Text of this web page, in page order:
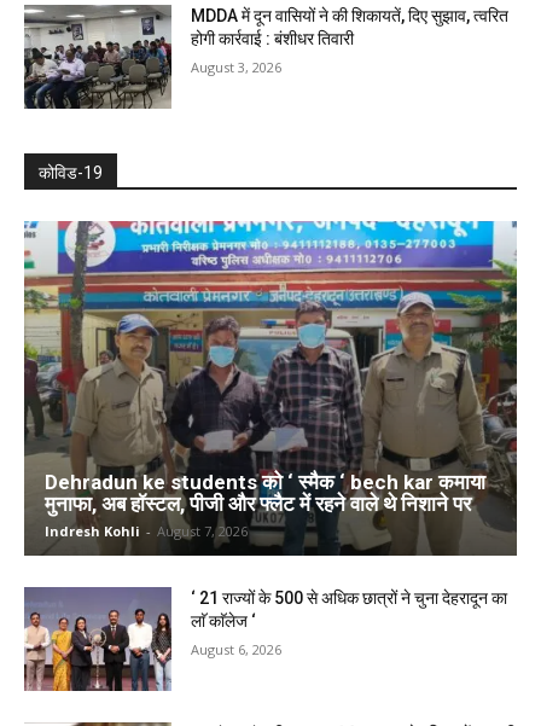
MDDA में दून वासियों ने की शिकायतें, दिए सुझाव, त्वरित
होगी कार्रवाई : बंशीधर तिवारी
August 3, 2026
कोविड-19
Dehradun ke students को ‘ स्मैक ‘ bech kar कमाया
मुनाफा, अब हॉस्टल, पीजी और फ्लैट में रहने वाले थे निशाने पर
Indresh Kohli - August 7, 2026
‘ 21 राज्यों के 500 से अधिक छात्रों ने चुना देहरादून का
लाॅ काॅलेज ‘
August 6, 2026